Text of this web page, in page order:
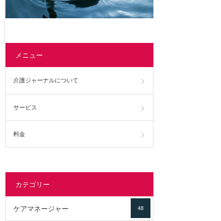
メニュー
介護ジャーナルについて
サービス
料金
カテゴリー
ケアマネージャー 48